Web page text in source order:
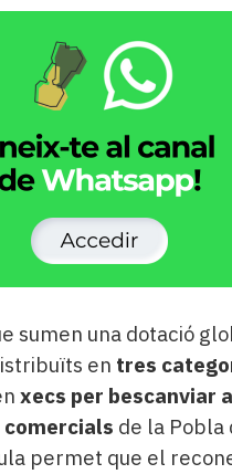
sumen una dotació
en tres
xecs per bescanviar
de la Pobla
permet que el